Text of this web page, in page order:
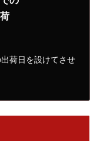
荷日を設けてさせ